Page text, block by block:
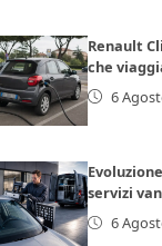
Renault
che
6
servizi
6